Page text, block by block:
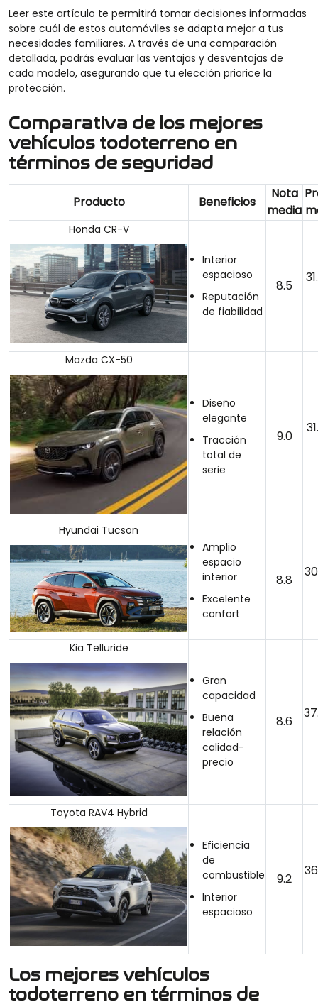
Leer este artículo te permitirá tomar decisiones informadas
sobre cuál de estos automóviles se adapta mejor a tus
necesidades familiares. A través de una comparación
detallada, podrás evaluar las ventajas y desventajas de
cada modelo, asegurando que tu elección priorice la
protección.
Comparativa de los mejores
vehículos todoterreno en
términos de seguridad
Producto Beneficios
Nota
media
Honda CR-V
Interior
espacioso
Reputación
de fiabilidad
8.5
Mazda CX-50
Diseño
elegante
Tracción
total de
serie
9.0
Hyundai Tucson
Amplio
espacio
interior
Excelente
confort
8.8
Kia Telluride
Gran
capacidad
Buena
relación
calidad-
precio
8.6
Toyota RAV4 Hybrid
Eficiencia
de
combustible
Interior
espacioso
9.2
Los mejores vehículos
todoterreno en términos de